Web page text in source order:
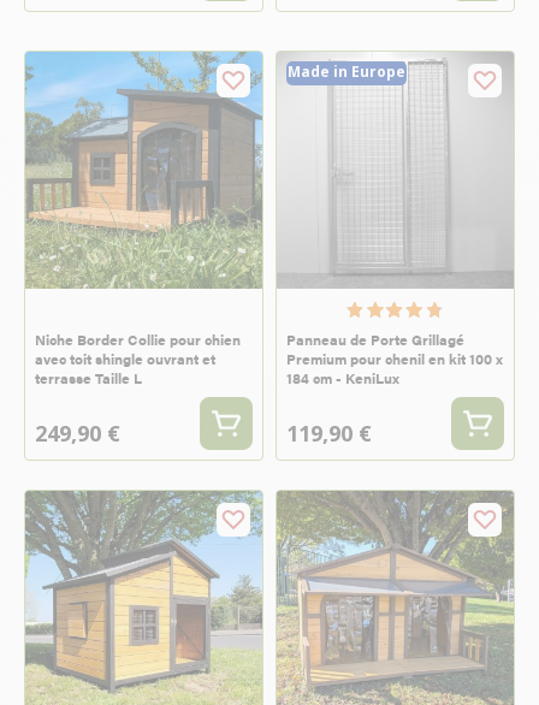
Niche Border Collie pour chien
avec toit shingle ouvrant et
terrasse Taille L
249,90 €
Made in Europe
Panneau de Porte Grillagé
Premium pour chenil en kit 100 x
184 cm - KeniLux
119,90 €